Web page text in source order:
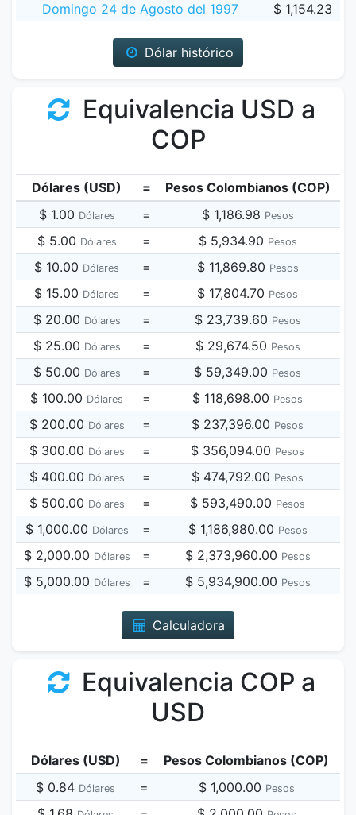
Domingo 24 de Agosto del 1997
$ 1,154.23
Dólar histórico
Equivalencia USD a
COP
Dólares (USD) =
Pesos Colombianos (COP)
$ 1.00 Dólares = $ 1,186.98 Pesos
$ 5.00 Dólares = $ 5,934.90 Pesos
$ 10.00 Dólares = $ 11,869.80 Pesos
$ 15.00 Dólares = $ 17,804.70 Pesos
$ 20.00 Dólares = $ 23,739.60 Pesos
$ 25.00 Dólares = $ 29,674.50 Pesos
$ 50.00 Dólares = $ 59,349.00 Pesos
$ 100.00 Dólares = $ 118,698.00 Pesos
$ 200.00 Dólares = $ 237,396.00 Pesos
$ 300.00 Dólares = $ 356,094.00 Pesos
$ 400.00 Dólares = $ 474,792.00 Pesos
$ 500.00 Dólares = $ 593,490.00 Pesos
$ 1,000.00 Dólares = $ 1,186,980.00 Pesos
$ 2,000.00 Dólares = $ 2,373,960.00 Pesos
$ 5,000.00 Dólares = $ 5,934,900.00 Pesos
Calculadora
Equivalencia COP a
USD
Dólares (USD) =
Pesos Colombianos (COP)
$ 0.84 Dólares = $ 1,000.00 Pesos